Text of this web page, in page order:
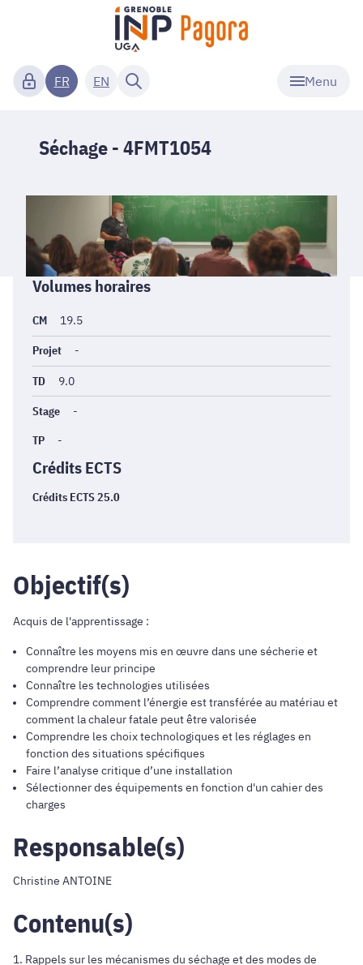
Menu
FR EN
Séchage - 4FMT1054
Informations
générales
Volumes horaires
CM 19.5
Projet -
TD 9.0
Stage -
TP -
Crédits ECTS
Crédits ECTS 25.0
Objectif(s)
Acquis de l'apprentissage :
Connaître les moyens mis en œuvre dans une sécherie et
comprendre leur principe
Connaître les technologies utilisées
Comprendre comment l’énergie est transférée au matériau et
comment la chaleur fatale peut être valorisée
Comprendre les choix technologiques et les réglages en
fonction des situations spécifiques
Faire l’analyse critique d’une installation
Sélectionner des équipements en fonction d'un cahier des
charges
Responsable(s)
Christine ANTOINE
Contenu(s)
1. Rappels sur les mécanismes du séchage et des modes de